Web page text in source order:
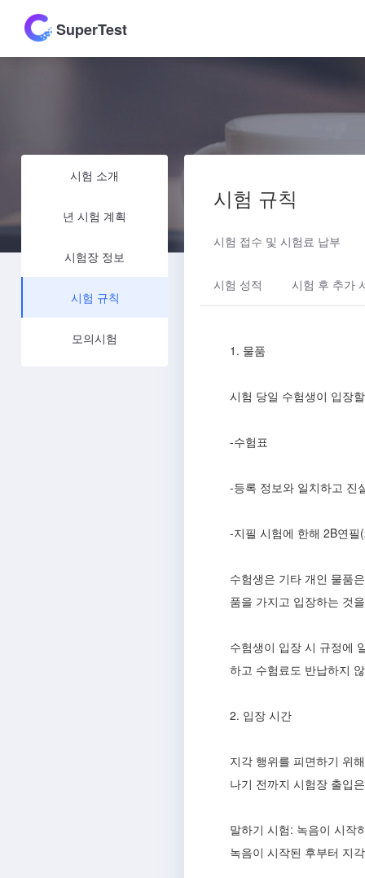
SuperTest
시험 소개
년 시험 계획
시험장 정보
시험 규칙
모의시험
시험 규칙
시험 접수 및 시험료 납부
시험 성적 시험 후 추가
1. 물품
시험 당일 수험생이 입장
-수험표
-등록 정보와 일치하고 진
-지필 시험에 한해 2B연
수험생은 기타 개인 물품
품을 가지고 입장하는 것
수험생이 입장 시 규정에
하고 수험료도 반납하지
2. 입장 시간
지각 행위를 피면하기 위
나기 전까지 시험장 출입
말하기 시험: 녹음이 시작
녹음이 시작된 후부터 지